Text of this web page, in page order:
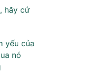
hãy cứ
yếu của
nó